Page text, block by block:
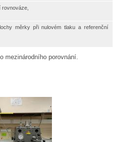
rovnováze,
měrky při nulovém tlaku a referenční
mezinárodního porovnání.